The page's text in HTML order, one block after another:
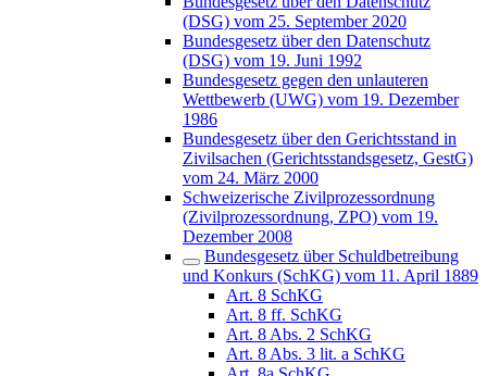
(DSG) vom 25. September 2020
Bundesgesetz über den Datenschutz
(DSG) vom 19. Juni 1992
Bundesgesetz gegen den unlauteren
Wettbewerb (UWG) vom 19. Dezember
1986
Bundesgesetz über den Gerichtsstand in
Zivilsachen (Gerichtsstandsgesetz, GestG)
vom 24. März 2000
Schweizerische Zivilprozessordnung
(Zivilprozessordnung, ZPO) vom 19.
Dezember 2008
Bundesgesetz über Schuldbetreibung
und Konkurs (SchKG) vom 11. April 1889
Art. 8 SchKG
Art. 8 ff. SchKG
Art. 8 Abs. 2 SchKG
Art. 8 Abs. 3 lit. a SchKG